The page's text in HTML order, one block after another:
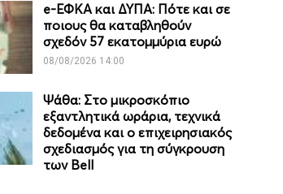
e-ΕΦΚΑ και ΔΥΠΑ: Πότε και σε
ποιους θα καταβληθούν
σχεδόν 57 εκατομμύρια ευρώ
08/08/2026 14:00
Ψάθα: Στο μικροσκόπιο
εξαντλητικά ωράρια, τεχνικά
δεδομένα και ο επιχειρησιακός
σχεδιασμός για τη σύγκρουση
των Bell